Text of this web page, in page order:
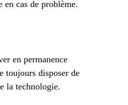
cas de problème.
en permanence
toujours disposer de
la technologie.